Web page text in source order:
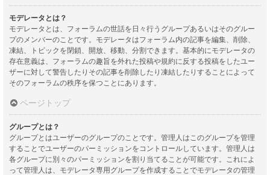
モデレータとは？
モデレータとは、フォーラムの世話を日々行うグループあるいはそのグルー
プのメンバーのことです。モデレータはフォーラム内の記事を編集、削除、
凍結、トピックを閉鎖、開放、移動、分割できます。基本的にモデレータの
存在意義は、フォーラムの趣旨を外れた投稿や規約に反する投稿をしたユー
ザーに対して警告したりその記事を削除したり凍結したりすることによって
そのフォーラムの秩序を保つことにあります。
ページトップ
グループとは？
グループとはユーザーのグループのことです。管理人はこのグループを管理
することでユーザーのパーミッションをコントロールしています。管理人は
各グループに別々のパーミッションを割り当てることが可能です。これによ
って管理人は、モデレータ専用グループを作成することでモデレータの管理